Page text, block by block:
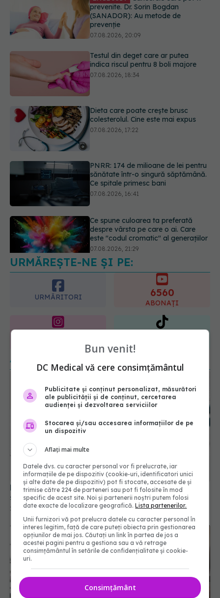
prevenite. Dr. Sorin Bogdan
(SANADOR): Au metode de
prevenție
07.08.2026, 20:09
Testul din deget care ar putea
indica riscul pentru 8 boli majore
07.08.2026, 18:34
Dieta care poate crește brusc
colesterolul. Cine este mai expus
07.08.2026, 17:22
PNRR: 174 de milioane de lei pentru
sănătate într-o singură săptămână.
Ce spitale primesc bani
07.08.2026, 16:41
Ce spune culoarea ta preferată
despre vârsta pe care o ai. Care
este "codul cromatic" al generațiilor
07.08.2026, 21:29
URMĂREȘTE-NE ȘI PE:
URMĂRITORI 6560
ABONAȚI
ARTICOLE SIMILARE
DEZBATERE ONLINE: PNRR-urgențe pentru
sistemul național de sănătate
26 mar 2021, 09:00
Bun venit!
DC Medical vă cere consimțământul
Publicitate și conținut personalizat, măsurători
ale publicității și de conținut, cercetarea
audienței și dezvoltarea serviciilor
Stocarea și/sau accesarea informațiilor de pe
un dispozitiv
Aflați mai multe
Datele dvs. cu caracter personal vor fi prelucrate, iar
informațiile de pe dispozitiv (cookie-uri, identificatori unici
și alte date de pe dispozitiv) pot fi stocate, accesate de și
trimise către 224 de parteneri sau pot fi folosite în mod
specific de acest site. Noi și partenerii noștri putem folosi
date exacte de localizare geografică.Lista partenerilor.
Unii furnizori vă pot prelucra datele cu caracter personal în
interes legitim, față de care puteți obiecta prin gestionarea
opțiunilor de mai jos. Căutați un link în partea de jos a
acestei pagini pentru a gestiona sau a vă retrage
consimțământul în setările de confidențialitate și cookie-
uri.
Consimțământ